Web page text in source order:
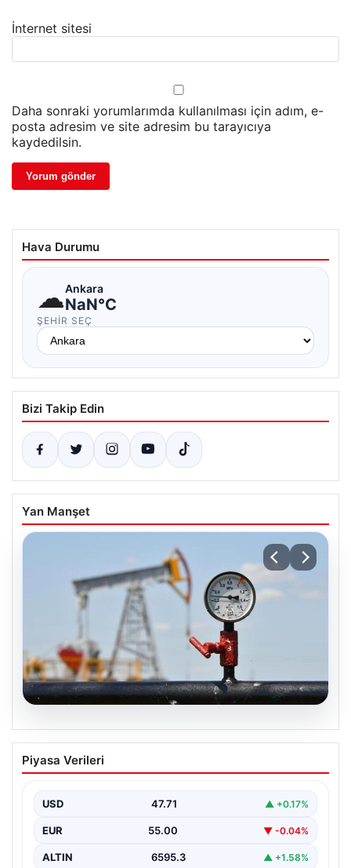
İnternet sitesi
Daha sonraki yorumlarımda kullanılması için adım, e-
posta adresim ve site adresim bu tarayıcıya
kaydedilsin.
Hava Durumu
☁Ankara
NaN°C
ŞEHIR SEÇ
Bizi Takip Edin
Yan Manşet
05.08.2026
25 Mayıs Petrol Fiyatlarında Düşüş:
Brent ve WTI Güncel Durum
maddelerinden biri olan petrol fiyatlarındaki hareketlilik,
özellikle Orta…
Piyasa Verileri
USD 47.71 ▲ +0.17%
EUR 55.00 ▼ -0.04%
ALTIN 6595.3 ▲ +1.58%